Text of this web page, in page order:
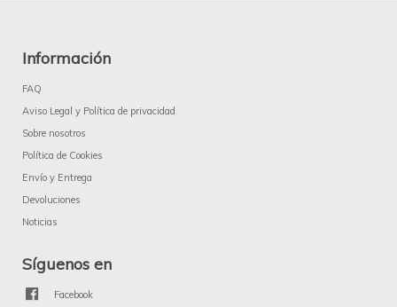
Información
FAQ
Aviso Legal y Política de privacidad
Sobre nosotros
Política de Cookies
Envío y Entrega
Devoluciones
Noticias
Síguenos en
Facebook